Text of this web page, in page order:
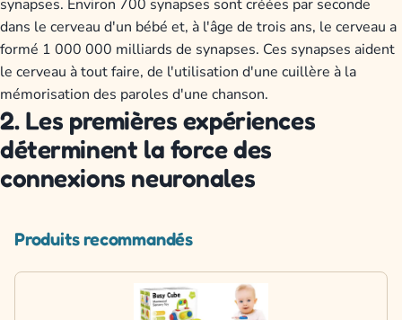
synapses. Environ 700 synapses sont créées par seconde
dans le cerveau d'un bébé et, à l'âge de trois ans, le cerveau a
formé 1 000 000 milliards de synapses. Ces synapses aident
le cerveau à tout faire, de l'utilisation d'une cuillère à la
mémorisation des paroles d'une chanson.
2. Les premières expériences
déterminent la force des
connexions neuronales
Produits recommandés